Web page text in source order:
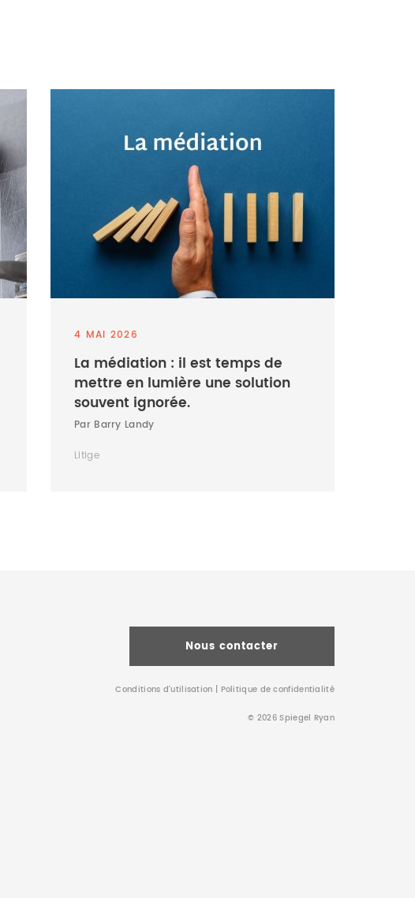
4 MAI 2026
La médiation : il est temps de
mettre en lumière une solution
souvent ignorée.
Par Barry Landy
Litige
Nous contacter
Conditions d’utilisation Politique de confidentialité
© 2026 Spiegel Ryan